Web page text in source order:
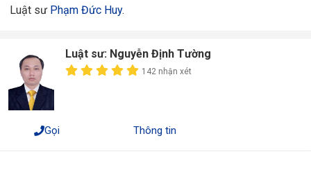
Luật sư Phạm Đức Huy.
Luật sư: Nguyễn Định Tường
142 nhận xét
Gọi Thông tin